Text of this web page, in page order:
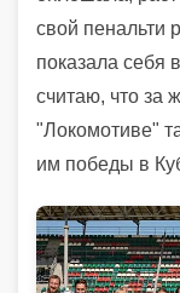
свой пенальти
показала себя
считаю, что за
"Локомотиве"
им победы в